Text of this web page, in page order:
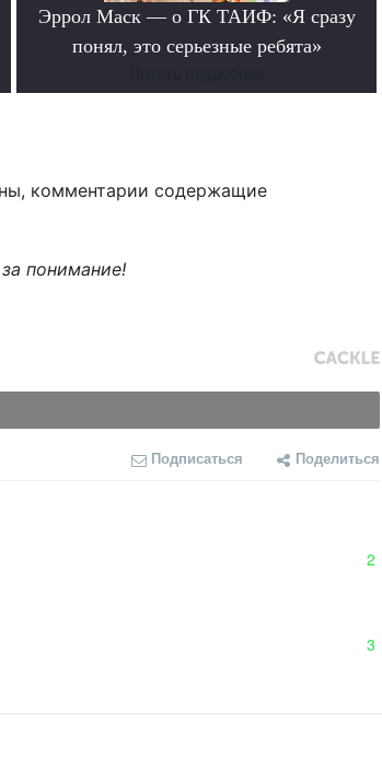
Эррол Маск — о ГК ТАИФ: «Я сразу
понял, это серьезные ребята»
комментарии содержащие
понимание!
Подписаться Поделиться
2
3